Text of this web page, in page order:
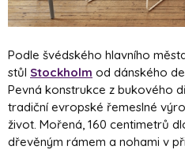
Podle švédského hlavního
stůl Stockholm od dánského
Pevná konstrukce z bukového
tradiční evropské řemeslné
život. Mořená, 160 centimetrů
dřevěným rámem a nohami v